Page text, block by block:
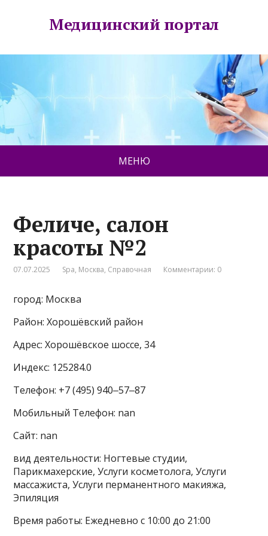
Медицинский портал
МЕНЮ
Феличе, салон
красоты №2
07.07.2025 Spa, Москва, Справочная Комментарии: 0
город: Москва
Район: Хорошёвский район
Адрес: Хорошёвское шоссе, 34
Индекс: 125284.0
Телефон: +7 (495) 940‒57‒87
Мобильный Телефон: nan
Сайт: nan
вид деятельности: Ногтевые студии,
Парикмахерские, Услуги косметолога, Услуги
массажиста, Услуги перманентного макияжа,
Эпиляция
Время работы: Ежедневно с 10:00 до 21:00